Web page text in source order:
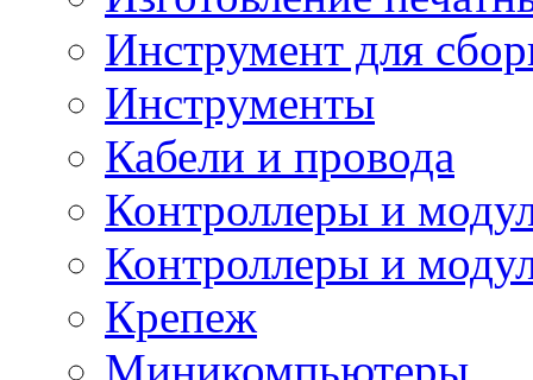
Инструмент для
Инструменты
Кабели и провода
Контроллеры и
Контроллеры и
Крепеж